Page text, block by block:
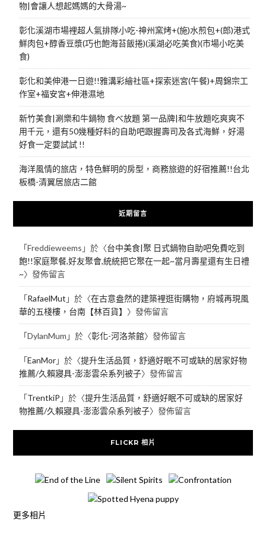
物|會讓人想起媽媽的大骨湯~
彰化溪湖市場裡超人氣排隊小吃-神州窯烤+(施)水煎包+(郎)港式
鮮肉包+醇香豆漿(巧也飽海苔飯捲)(溪湖必吃美食)(市場小吃美
食)
彰化和美伸港一日遊!!雅溝彩繪社區+探索迷宮(午餐)+周錦宗工
作室+福安宮+伸港濕地
新竹美食|涮樂和牛鍋物 食べ放題 第一品牌|和牛放題吃爽爽不
用千元，還有50幾種好料的自助吧跟握壽司及各式海鮮，好湯
好食一定要試試 !!
海洋風情的旅店，特色鮮明的房型，商務旅遊的好宿推薦!!台北
板橋-清翼居旅店二館
近期留言
「Freddieweems 」於〈台中美食|聚 日式鍋物自助吧免費吃到
飽!!家庭聚餐,好友聚會,統統把它聚在一起~當月壽星還有生日禮
~〉發佈留言
「RafaelMut 」於〈在古意盎然的建築裡逛街購物，府城再現風
華的五棧樓，台南【林百貨】 〉發佈留言
「DylanMum 」於〈彰化-河洛茶館〉發佈留言
「EanMor」於〈提升生活品質，舒適好眠不可或缺的居家好物
推薦/久賴寢具-澎澎雲朵系列被子〉發佈留言
「TrentkiP 」於〈提升生活品質，舒適好眠不可或缺的居家好
物推薦/久賴寢具-澎澎雲朵系列被子〉發佈留言
FLICKR 相片
更多相片